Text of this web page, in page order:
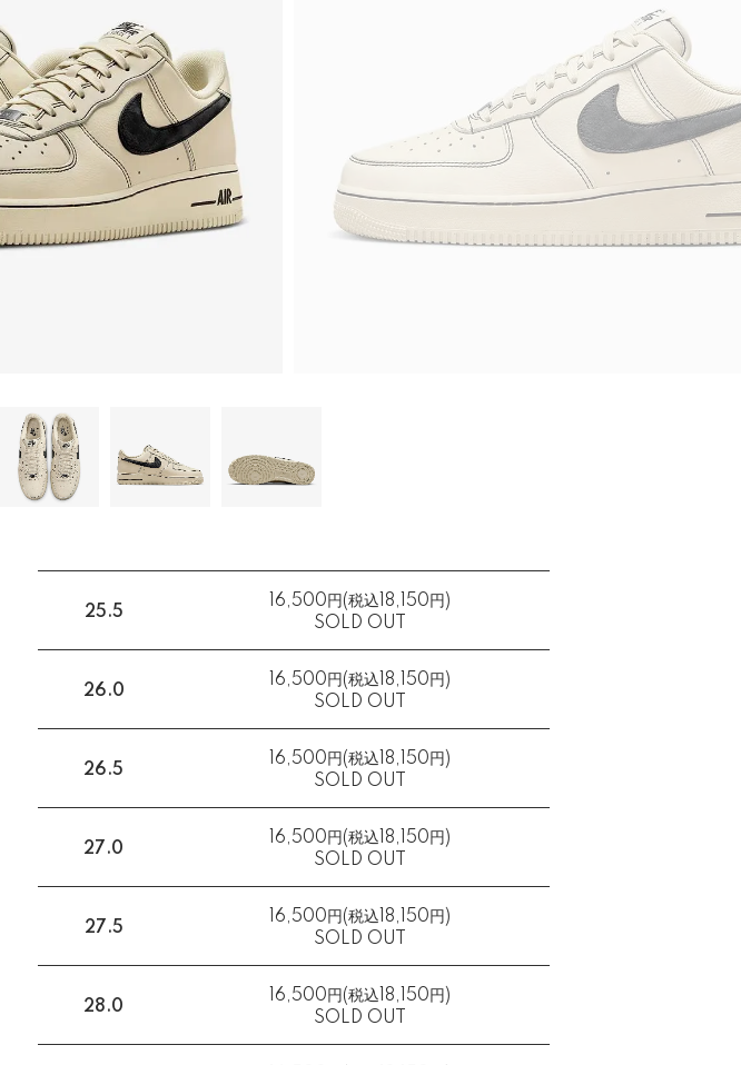
25.5
16,500円(税込18,150円)
SOLD OUT
26.0
16,500円(税込18,150円)
SOLD OUT
26.5
16,500円(税込18,150円)
SOLD OUT
27.0
16,500円(税込18,150円)
SOLD OUT
27.5
16,500円(税込18,150円)
SOLD OUT
28.0
16,500円(税込18,150円)
SOLD OUT